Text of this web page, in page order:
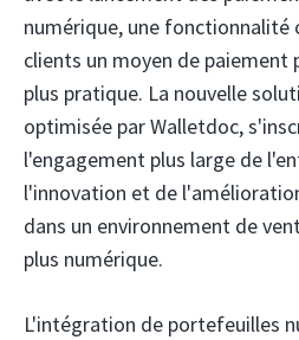
numérique, une fonctionnalité
clients un moyen de paiement
plus pratique. La nouvelle
optimisée par Walletdoc,
l'engagement plus large de
l'innovation et de
dans un environnement de
plus numérique.
L'intégration de portefeuilles